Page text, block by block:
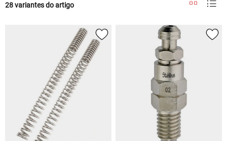
28 variantes do artigo